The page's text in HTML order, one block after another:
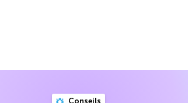
Conseils